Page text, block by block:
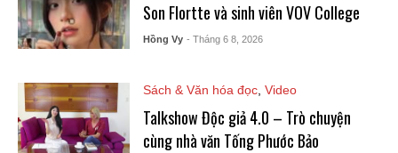
Son Flortte và sinh viên VOV College
Hồng Vy - Tháng 6 8, 2026
Sách & Văn hóa đọc, Video
Talkshow Độc giả 4.0 – Trò chuyện
cùng nhà văn Tống Phước Bảo